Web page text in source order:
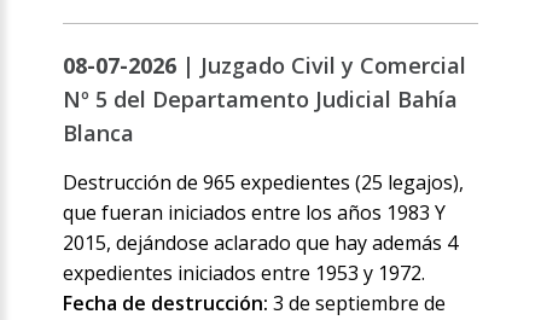
08-07-2026 | Juzgado Civil y Comercial
Nº 5 del Departamento Judicial Bahía
Blanca
Destrucción de 965 expedientes (25 legajos),
que fueran iniciados entre los años 1983 Y
2015, dejándose aclarado que hay además 4
expedientes iniciados entre 1953 y 1972.
Fecha de destrucción: 3 de septiembre de